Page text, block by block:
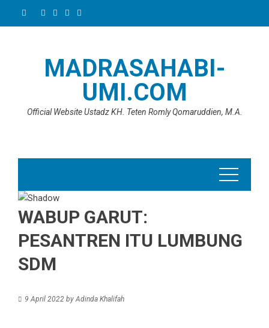
MADRASAHABI-
UMI.COM
Official Website Ustadz KH. Teten Romly Qomaruddien, M.A.
WABUP GARUT:
PESANTREN ITU LUMBUNG
SDM
9 April 2022 byAdinda Khalifah